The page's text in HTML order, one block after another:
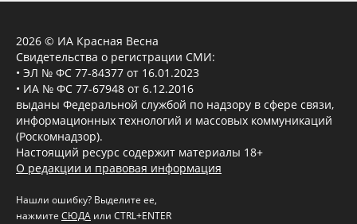
2026 © ИА Красная Весна
Свидетельства о регистрации СМИ:
• ЭЛ № ФС 77-84377 от 16.01.2023
• ИА № ФС 77-67948 от 6.12.2016
выданы Федеральной службой по надзору в сфере связи,
информационных технологий и массовых коммуникаций
(Роскомнадзор).
Настоящий ресурс содержит материалы 18+
О редакции и правовая информация
Нашли ошибку? Выделите ее,
нажмите СЮДА или CTRL+ENTER